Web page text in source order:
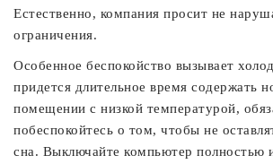
Естественно, компания просит не
ограничения.
Особенное беспокойство вызывает
придется длительное время содержать
помещении с низкой температурой,
побеспокойтесь о том, чтобы не
сна. Выключайте компьютер полностью